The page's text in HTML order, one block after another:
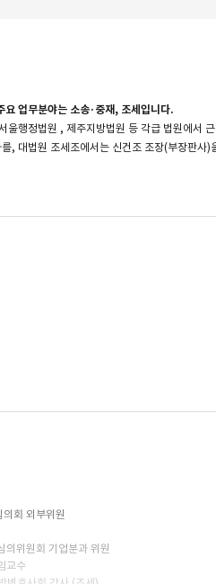
업무분야는 소송·중재, 조세입니다.
울행정법원 , 제주지방법원 등 각급 법원에서
, 대법원 조세조에서는 신건조 조장(부장판사
회 외부위원
의위원회 기업분과 위원
교수